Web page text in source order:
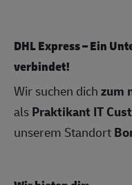
DHL Express – Ein
verbindet!
Wir suchen dichzum
alsPraktikant IT
unserem Standort